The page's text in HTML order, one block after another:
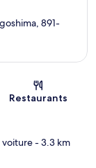
891-
Restaurants
voiture- 3.3 km